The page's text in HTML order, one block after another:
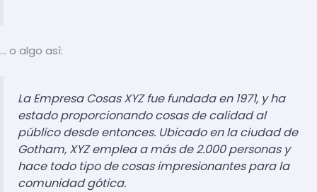
… o algo así:
La Empresa Cosas XYZ fue fundada en 1971, y ha
estado proporcionando cosas de calidad al
público desde entonces. Ubicado en la ciudad de
Gotham, XYZ emplea a más de 2.000 personas y
hace todo tipo de cosas impresionantes para la
comunidad gótica.